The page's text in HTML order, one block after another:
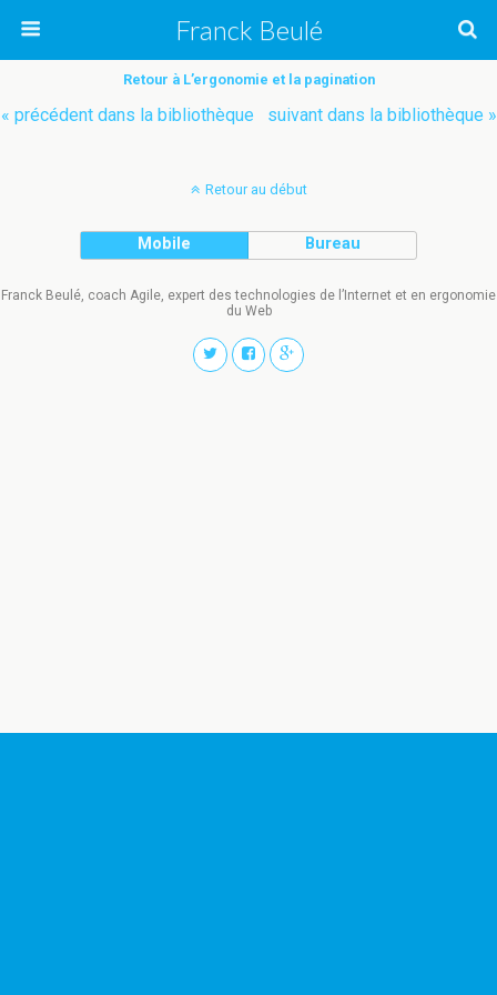
Franck Beulé
Retour à L’ergonomie et la pagination
« précédent dans la bibliothèque suivant dans la bibliothèque »
Retour au début
Mobile Bureau
Franck Beulé, coach Agile, expert des technologies de l’Internet et en ergonomie
du Web